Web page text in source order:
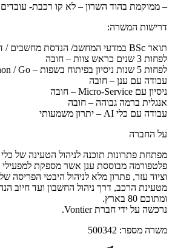
– ממוקמת בהוד השרון – לא קו רכבת- עובדים
דרישות המשרה:
תואר BSc במדעי המחשב/ הנדסת מחשבים / דומה – חובה
לפחות 3 שנים כראש צוות – חובה
לפחות 5 שנות ניסיון בפיתוח בשפות – Java / Python / Go – חובה
עבודה עם ענן – חובה
ניסיון עם Micro-Service – חובה
אנגלית ברמה גבוהה – חובה
עבודה עם כלי AI – יתרון משמעותי
על החברה
מפתחת פתרונות תוכנה לניהול הטעינה של
פלטפורמה מבוססת ענן אשר מספקת למפעילי
וציוד עזר, פתרון מלא לניהול היבטי הפריסה
ומתוכם 80 בארץ.
נרכשה על ידי חברת Vontier.
משרה מספר: 500342